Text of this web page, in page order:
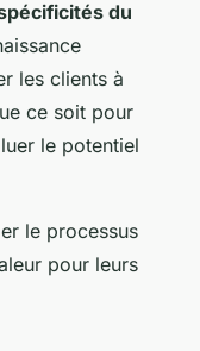
du
les clients à
ce soit pour
le potentiel
le processus
pour leurs